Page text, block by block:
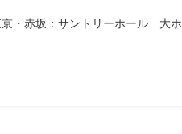
・赤坂：サントリーホール 大ホ